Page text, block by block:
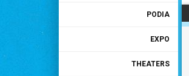
PODIA
EXPO
THEATERS